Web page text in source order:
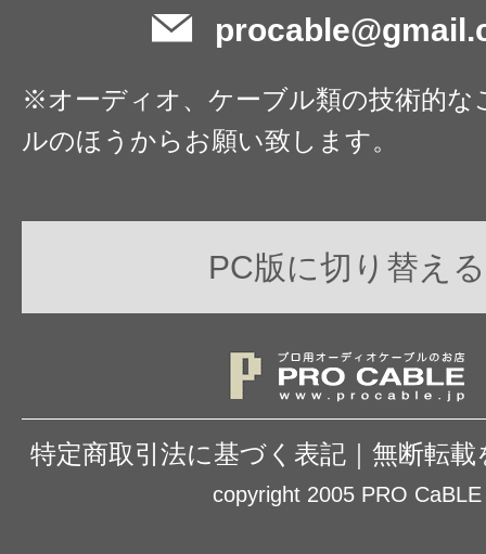
※オーディオ、ケーブル類の技術的な
ルのほうからお願い致します。
PC版に切り替える
特定商取引法に基づく表記 無断転載
copyright 2005 PRO CaBLE